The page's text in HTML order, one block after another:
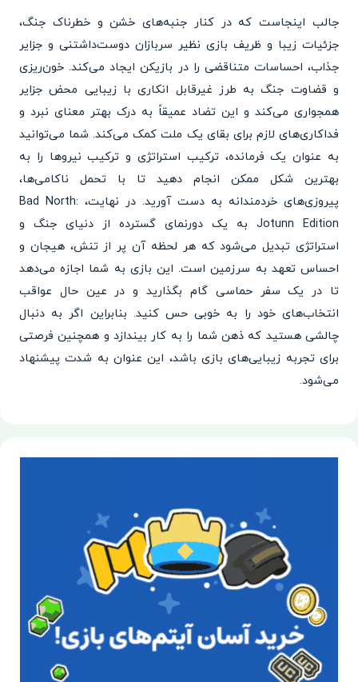
جالب اینجاست که در کنار جنبه‌های خشن و خطرناک جنگ،
جزئیات زیبا و ظریف بازی نظیر سربازان دوست‌داشتنی و جزایر
جذاب، احساسات متناقضی را در بازیکن ایجاد می‌کند. خون‌ریزی
و قضاوت جنگ به طرز غیرقابل انکاری با زیبایی محض جزایر
همجواری می‌کند و این تضاد عمیقاً به درک بهتر معنای نبرد و
فداکاری‌های لازم برای بقای یک ملت کمک می‌کند. شما می‌توانید
به عنوان یک فرمانده، ترکیب استراتژی و ترکیب نیروها را به
بهترین شکل ممکن انجام دهید تا با تحمل ناکامی‌ها،
پیروزی‌های خردمندانه به دست آورید. در نهایت، Bad North:
Jotunn Edition به یک دورنمای گسترده از دنیای جنگ و
استراتژی تبدیل می‌شود که هر لحظه آن پر از تنش، هیجان و
احساس تعهد به سرزمین است. این بازی به شما اجازه می‌دهد
تا در یک سفر حماسی گام بگذارید و در عین حال عواقب
انتخاب‌های خود را به خوبی حس کنید. بنابراین اگر به دنبال
چالشی هستید که ذهن شما را به کار بیندازد و همچنین فرصتی
برای تجربه زیبایی‌های بازی باشد، این عنوان به شدت پیشنهاد
می‌شود.